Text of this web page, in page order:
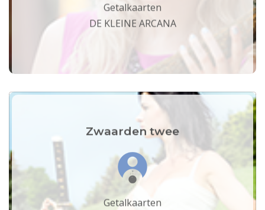
Getalkaarten
DE KLEINE ARCANA
Zwaarden twee
Getalkaarten